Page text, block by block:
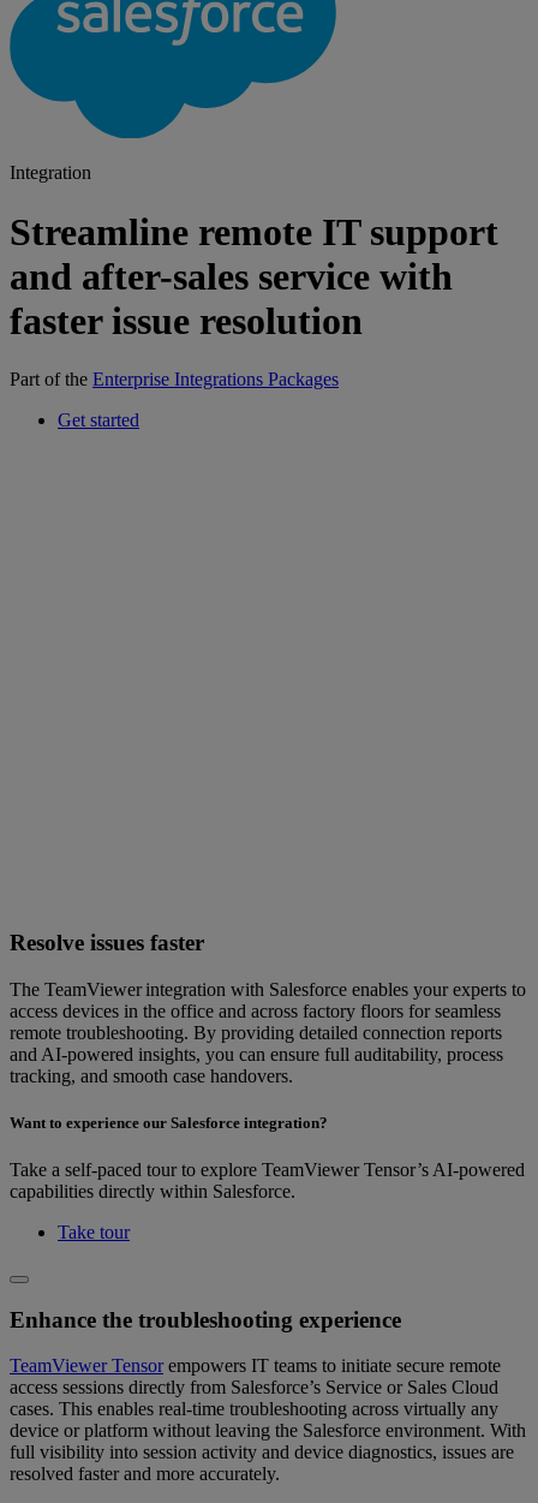
Integration
Streamline remote IT support
and after-sales service with
faster issue resolution
Part of the Enterprise Integrations Packages
Get started
Resolve issues faster
The TeamViewer integration with Salesforce enables your experts to
access devices in the office and across factory floors for seamless
remote troubleshooting. By providing detailed connection reports
and AI-powered insights, you can ensure full auditability, process
tracking, and smooth case handovers.
Want to experience our Salesforce integration?
Take a self-paced tour to explore TeamViewer Tensor’s AI-powered
capabilities directly within Salesforce.
Take tour
Enhance the troubleshooting experience
TeamViewer Tensorempowers IT teams to initiate secure remote
access sessions directly from Salesforce’s Service or Sales Cloud
cases. This enables real-time troubleshooting across virtually any
device or platform without leaving the Salesforce environment. With
full visibility into session activity and device diagnostics, issues are
resolved faster and more accurately.